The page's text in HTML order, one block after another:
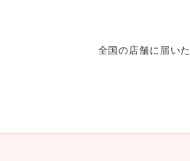
品質へのこだわり
全国の店舗に届い